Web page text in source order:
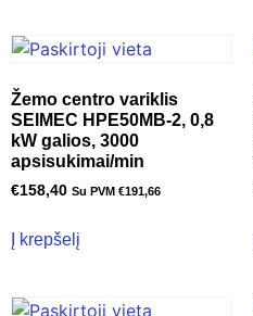
Žemo centro variklis
SEIMEC HPE50MB-2, 0,8
kW galios, 3000
apsisukimai/min
€158,40 Su PVM €191,66
Į krepšelį